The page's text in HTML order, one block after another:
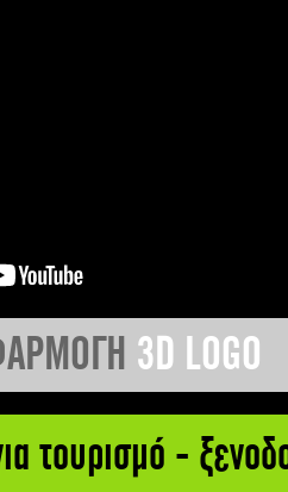
3D LOGO
τουρισμό -